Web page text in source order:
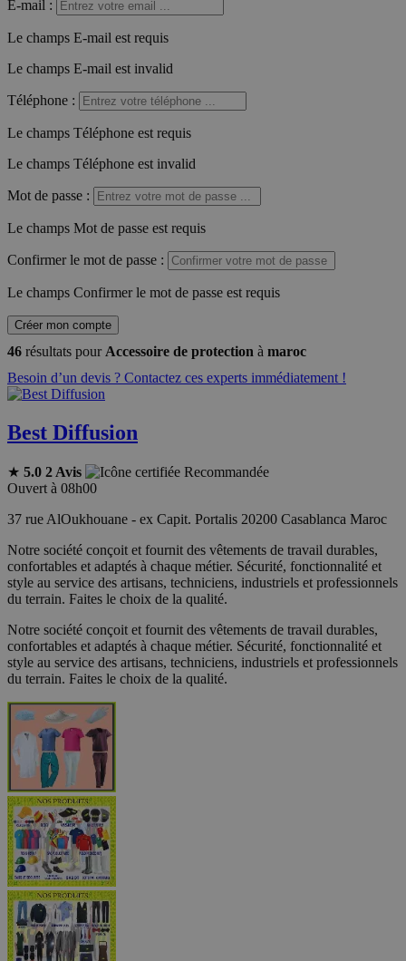
E-mail :
Le champs E-mail est requis
Le champs E-mail est invalid
Téléphone :
Le champs Téléphone est requis
Le champs Téléphone est invalid
Mot de passe :
Le champs Mot de passe est requis
Confirmer le mot de passe :
Le champs Confirmer le mot de passe est requis
Créer mon compte
46 résultats pour Accessoire de protection à maroc
Besoin d’un devis ? Contactez ces experts immédiatement !
Best Diffusion
★ 5.0 2 Avis
Recommandée
Ouvert à 08h00
37 rue AlOukhouane - ex Capit. Portalis 20200 Casablanca Maroc
Notre société conçoit et fournit des vêtements de travail durables,
confortables et adaptés à chaque métier. Sécurité, fonctionnalité et
style au service des artisans, techniciens, industriels et professionnels
du terrain. Faites le choix de la qualité.
Notre société conçoit et fournit des vêtements de travail durables,
confortables et adaptés à chaque métier. Sécurité, fonctionnalité et
style au service des artisans, techniciens, industriels et professionnels
du terrain. Faites le choix de la qualité.